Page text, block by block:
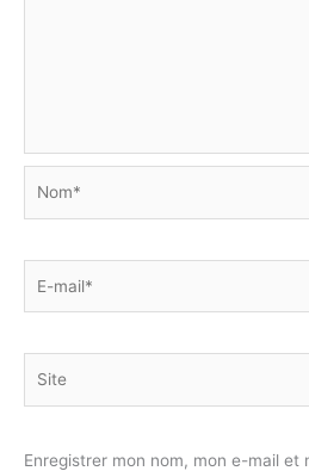
mail*
Enregistrer mon nom, mon e-mail et